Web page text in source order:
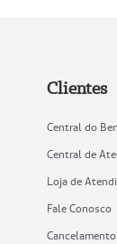
Clientes
Central do
Central de
Loja de
Fale Conosco